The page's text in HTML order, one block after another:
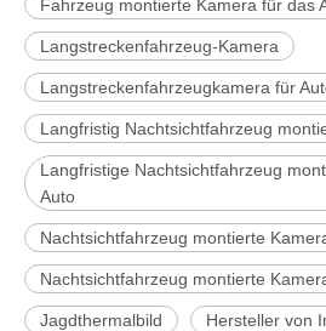
Fahrzeug montierte Kamera für das
Langstreckenfahrzeug-Kamera
Langstreckenfahrzeugkamera für
Langfristig Nachtsichtfahrzeug
Langfristige Nachtsichtfahrzeug
Auto
Nachtsichtfahrzeug montierte
Nachtsichtfahrzeug montierte
Jagdthermalbild Hersteller von